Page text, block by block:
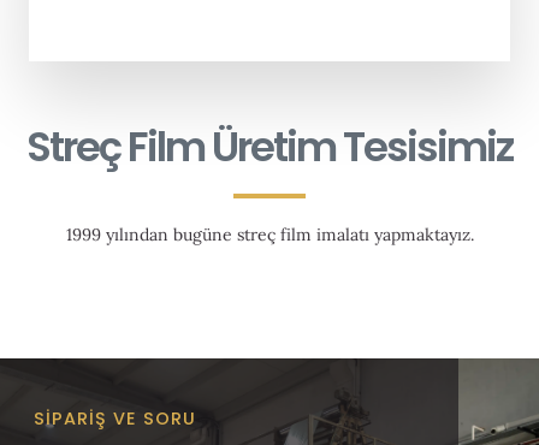
Streç Film Üretim Tesisimiz
1999 yılından bugüne streç film imalatı yapmaktayız.
SIPARIŞ VE SORU